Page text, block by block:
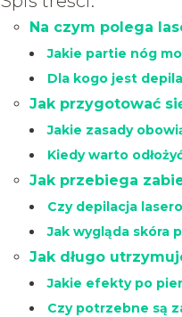
Na czym polega
Jakie partie nóg
Dla kogo jest
Jak przygotować
Jakie zasady
Kiedy warto
Jak przebiega
Czy depilacja
Jak wygląda skóra
Jak długo
Jakie efekty po
Czy potrzebne są